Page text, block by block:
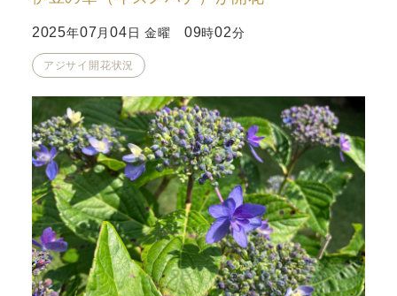
2025年07 月04 日 金曜 09時02分
アジサイ開花状況